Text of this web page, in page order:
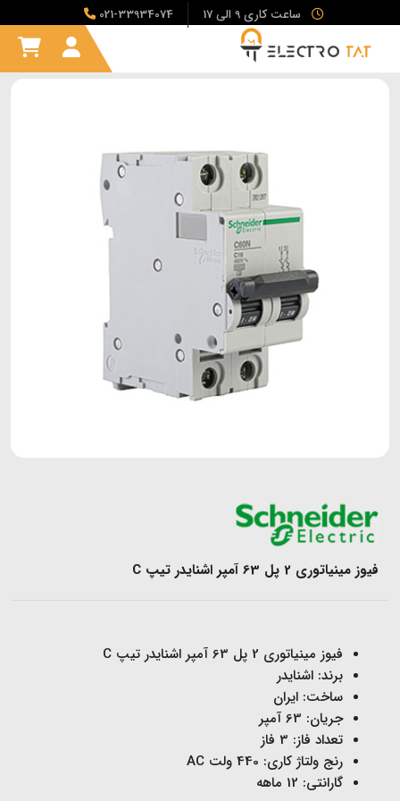
ساعت کاری 9 الی 17 021-33934074
فیوز مینیاتوری 2 پل 63 آمپر اشنایدر تیپ C
فیوز مینیاتوری 2 پل 63 آمپر اشنایدر تیپ C
برند: اشنایدر
ساخت: ایران
جریان: 63 آمپر
تعداد فاز: 3 فاز
رنج ولتاژ کاری: 440 ولت AC
گارانتی: 12 ماهه